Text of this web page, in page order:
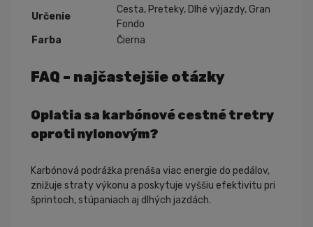
Určenie
Cesta, Preteky, Dlhé výjazdy, Gran
Fondo
Farba
Čierna
FAQ – najčastejšie otázky
Oplatia sa karbónové cestné tretry
oproti nylonovým?
Karbónová podrážka prenáša viac energie do pedálov,
znižuje straty výkonu a poskytuje vyššiu efektivitu pri
šprintoch, stúpaniach aj dlhých jazdách.